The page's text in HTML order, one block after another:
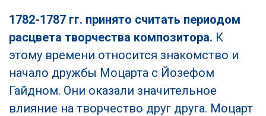
1782-1787 гг. принято считать периодом
расцвета творчества композитора. К
этому времени относится знакомство и
начало дружбы Моцарта с Йозефом
Гайдном. Они оказали значительное
влияние на творчество друг друга. Моцарт